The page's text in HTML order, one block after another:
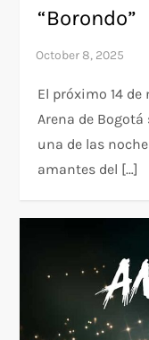
“Borondo”
El próximo 14
Arena de
una de las
amantes del […]